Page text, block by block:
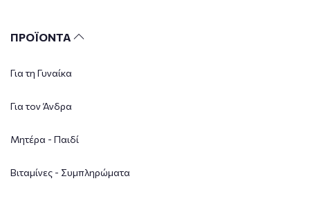
ΠΡΟΪΟΝΤΑ
Για τη Γυναίκα
Για τον Άνδρα
Μητέρα - Παιδί
Βιταμίνες - Συμπληρώματα